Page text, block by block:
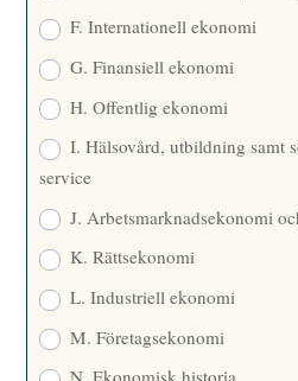
F. Internationell ekonomi
G. Finansiell ekonomi
H. Offentlig ekonomi
I. Hälsovård, utbildning samt
service
J. Arbetsmarknadsekonomi
K. Rättsekonomi
L. Industriell ekonomi
M. Företagsekonomi